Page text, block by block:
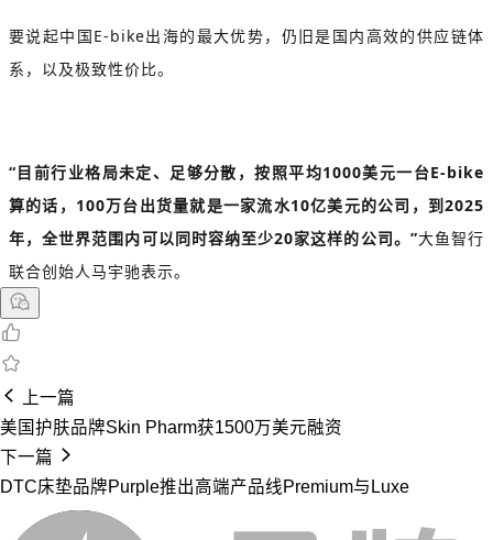
要说起中国E-bike出海的最大优势，仍旧是国内高效的供应链体
系，以及极致性价比。
“目前行业格局未定、足够分散，按照平均1000美元一台E-bike
算的话，100万台出货量就是一家流水10亿美元的公司，到2025
年，全世界范围内可以同时容纳至少20家这样的公司。”大鱼智行
联合创始人马宇驰表示。
上一篇
美国护肤品牌Skin Pharm获1500万美元融资
下一篇
DTC床垫品牌Purple推出高端产品线Premium与Luxe